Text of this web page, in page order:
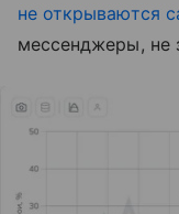
не открываются
мессенджеры, не